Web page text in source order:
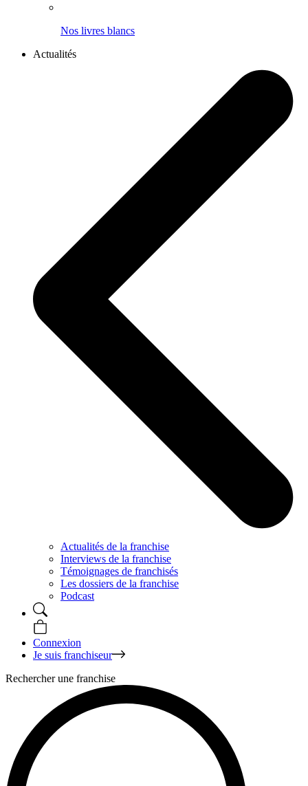
Nos livres blancs
Actualités
Actualités de la franchise
Interviews de la franchise
Témoignages de franchisés
Les dossiers de la franchise
Podcast
Connexion
Je suis franchiseur
Rechercher une franchise